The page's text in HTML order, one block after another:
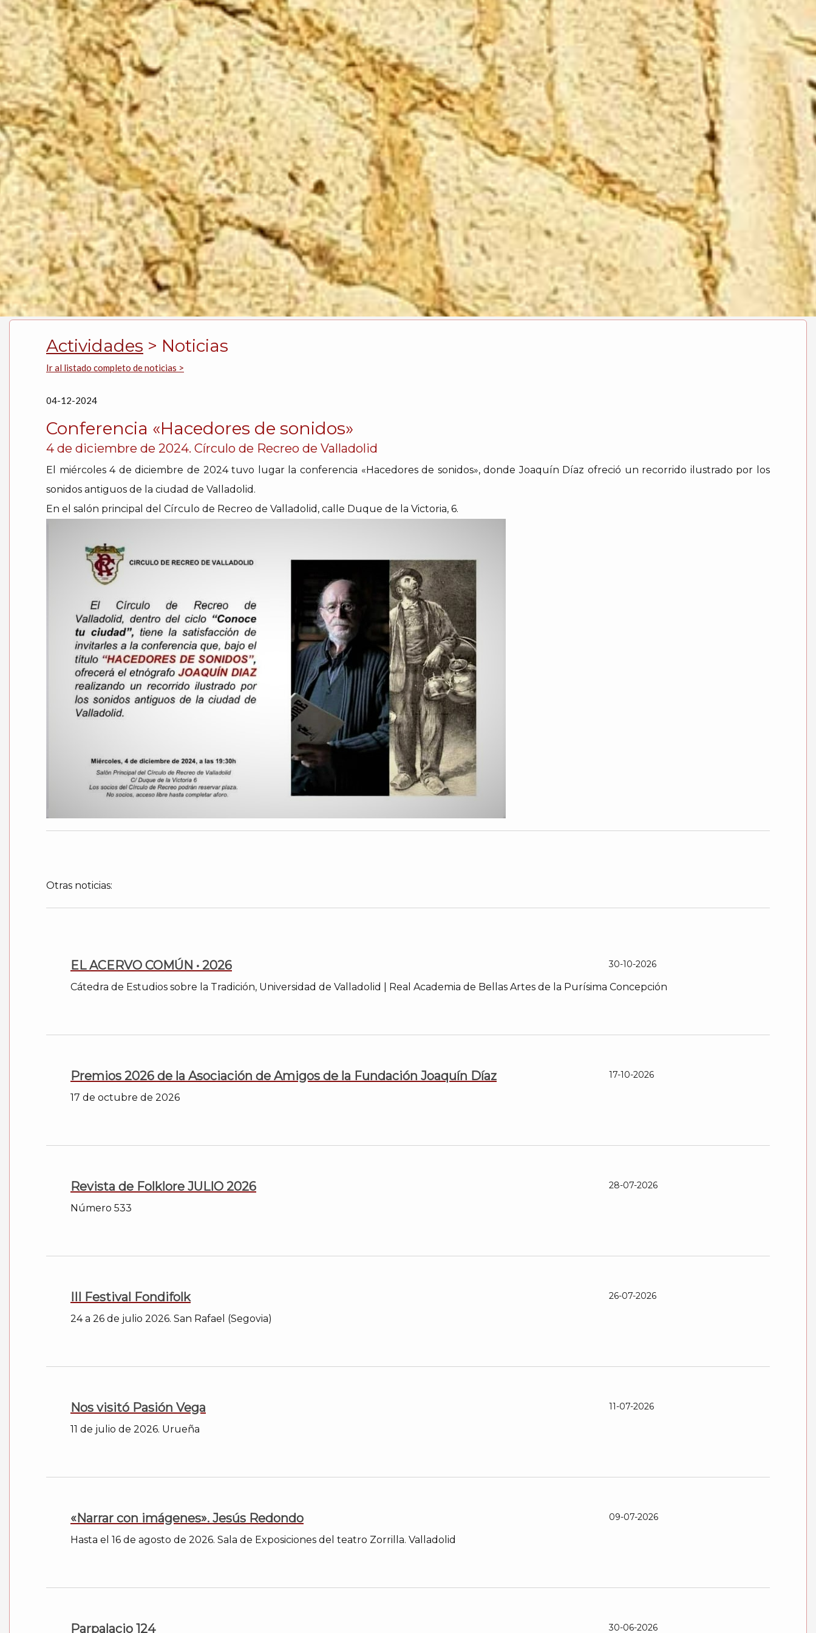
Actividades > Noticias
Ir al listado completo de noticias >
04-12-2024
Conferencia «Hacedores de sonidos»
4 de diciembre de 2024. Círculo de Recreo de Valladolid
El miércoles 4 de diciembre de 2024 tuvo lugar la conferencia «Hacedores de sonidos», donde Joaquín Díaz ofreció un recorrido ilustrado por los
sonidos antiguos de la ciudad de Valladolid.
En el salón principal del Círculo de Recreo de Valladolid, calle Duque de la Victoria, 6.
Otras noticias:
EL ACERVO COMÚN • 2026 30-10-2026
Cátedra de Estudios sobre la Tradición, Universidad de Valladolid | Real Academia de Bellas Artes de la Purísima Concepción
Premios 2026 de la Asociación de Amigos de la Fundación Joaquín Díaz 17-10-2026
17 de octubre de 2026
Revista de Folklore JULIO 2026 28-07-2026
Número 533
III Festival Fondifolk 26-07-2026
24 a 26 de julio 2026. San Rafael (Segovia)
Nos visitó Pasión Vega 11-07-2026
11 de julio de 2026. Urueña
«Narrar con imágenes». Jesús Redondo 09-07-2026
Hasta el 16 de agosto de 2026. Sala de Exposiciones del teatro Zorrilla. Valladolid
Parpalacio 124 30-06-2026